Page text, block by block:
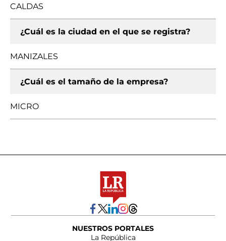
CALDAS
¿Cuál es la ciudad en el que se registra?
MANIZALES
¿Cuál es el tamaño de la empresa?
MICRO
NUESTROS PORTALES
La República